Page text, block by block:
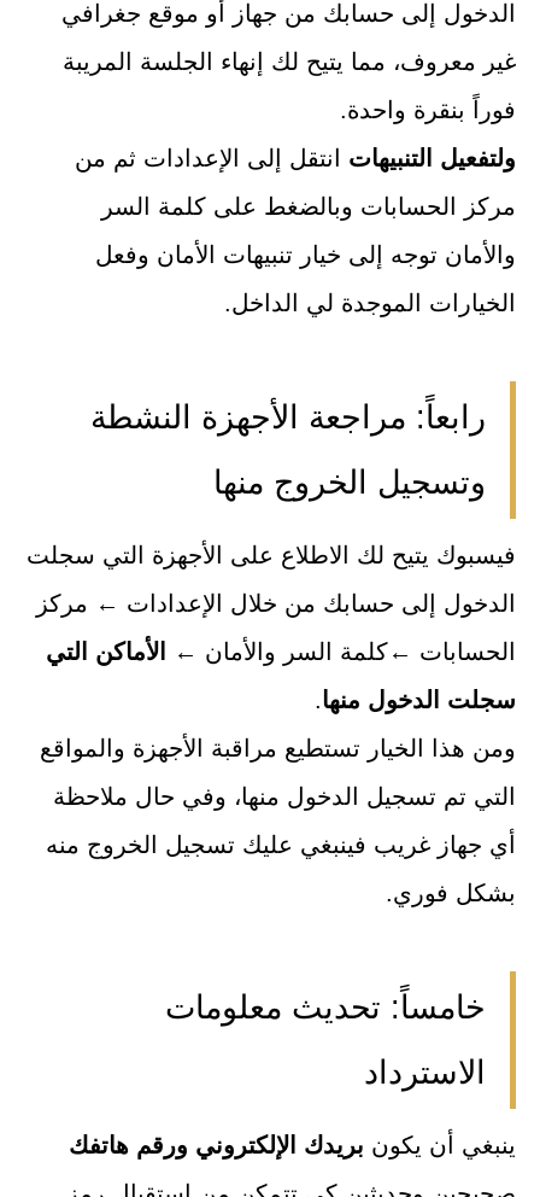
الدخول إلى حسابك من جهاز أو موقع جغرافي
غير معروف، مما يتيح لك إنهاء الجلسة المريبة
فوراً بنقرة واحدة.
ولتفعيل التنبيهات انتقل إلى الإعدادات ثم من
مركز الحسابات وبالضغط على كلمة السر
والأمان توجه إلى خيار تنبيهات الأمان وفعل
الخيارات الموجدة لي الداخل.
رابعاً: مراجعة الأجهزة النشطة
وتسجيل الخروج منها
فيسبوك يتيح لك الاطلاع على الأجهزة التي سجلت
الدخول إلى حسابك من خلال الإعدادات ← مركز
الحسابات ←كلمة السر والأمان ←
الأماكن التي
سجلت الدخول منها.
ومن هذا الخيار تستطيع مراقبة الأجهزة والمواقع
التي تم تسجيل الدخول منها، وفي حال ملاحظة
أي جهاز غريب فينبغي عليك تسجيل الخروج منه
بشكل فوري.
خامساً: تحديث معلومات
الاسترداد
ينبغي أن يكون بريدك الإلكتروني ورقم هاتفك